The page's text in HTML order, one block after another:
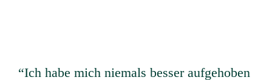
“Ich habe mich niemals besser aufgehoben